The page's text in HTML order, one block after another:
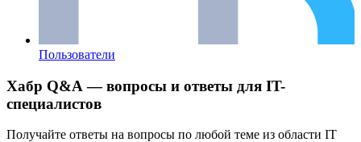
Пользователи
Хабр Q&A — вопросы и ответы для IT-
специалистов
Получайте ответы на вопросы по любой теме из области IT